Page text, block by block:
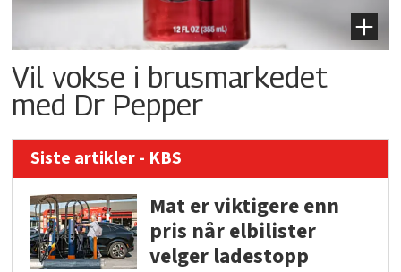
Vil vokse i brusmarkedet
med Dr Pepper
Siste artikler - KBS
Mat er viktigere enn
pris når elbilister
velger ladestopp